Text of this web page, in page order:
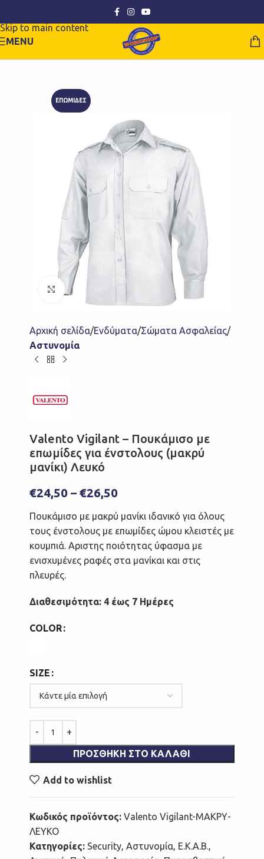
Skip to main content
MENU
ΕΠΩΜΙΔΕΣ
Click to enlarge
Αρχική σελίδα Ενδύματα Σώματα Ασφαλείας
Αστυνομία
Valento Vigilant – Πουκάμισο με
επωμίδες για ένστολους (μακρύ
μανίκι) Λευκό
€24,50 – €26,50
Πουκάμισο με μακρύ μανίκι ιδανικό για όλους
τους ένστολους με επωμίδες ώμου κλειστές με
κουμπιά. Αριστης ποιότητας ύφασμα με
ενισχυμένες ραφές στα μανίκαι και στις
πλευρές.
Διαθεσιμότητα: 4 έως 7 Ημέρες
COLOR
SIZE
ΠΡΟΣΘΉΚΗ ΣΤΟ ΚΑΛΆΘΙ
Add to wishlist
Κωδικός προϊόντος: Valento Vigilant-ΜΑΚΡΥ-
ΛΕΥΚΟ
Κατηγορίες: Security, Αστυνομία, Ε.Κ.Α.Β.,